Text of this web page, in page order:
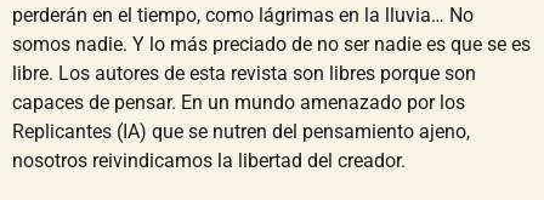
perderán en el tiempo, como lágrimas en la lluvia… No
somos nadie. Y lo más preciado de no ser nadie es que se es
libre. Los autores de esta revista son libres porque son
capaces de pensar. En un mundo amenazado por los
Replicantes (IA) que se nutren del pensamiento ajeno,
nosotros reivindicamos la libertad del creador.